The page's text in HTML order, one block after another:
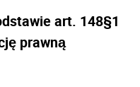
art. 148§1
prawną